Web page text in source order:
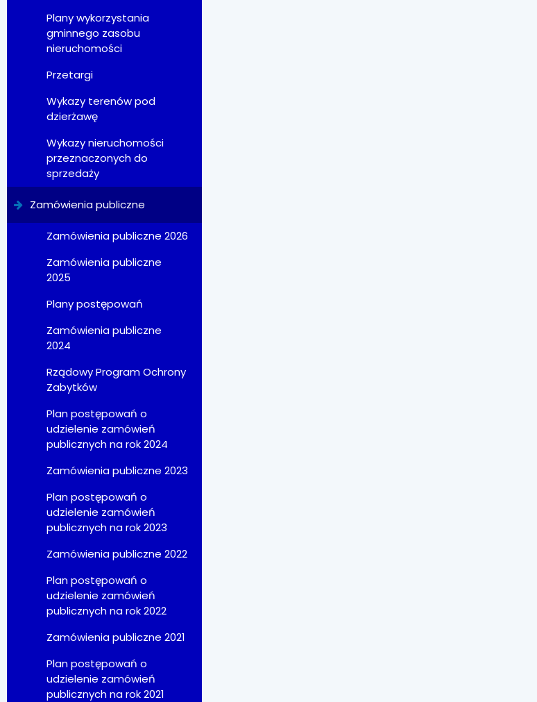
Plany wykorzystania
gminnego zasobu
nieruchomości
Przetargi
Wykazy terenów pod
dzierżawę
Wykazy nieruchomości
przeznaczonych do
sprzedaży
Zamówienia publiczne
Zamówienia publiczne 2026
Zamówienia publiczne
2025
Plany postępowań
Zamówienia publiczne
2024
Rządowy Program Ochrony
Zabytków
Plan postępowań o
udzielenie zamówień
publicznych na rok 2024
Zamówienia publiczne 2023
Plan postępowań o
udzielenie zamówień
publicznych na rok 2023
Zamówienia publiczne 2022
Plan postępowań o
udzielenie zamówień
publicznych na rok 2022
Zamówienia publiczne 2021
Plan postępowań o
udzielenie zamówień
publicznych na rok 2021